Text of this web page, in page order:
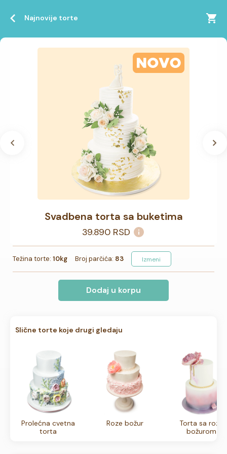
Najnovije torte
Svadbena torta sa buketima
39.890 RSD
Težina torte: 10kg Broj parčića: 83 Izmeni
Dodaj u korpu
Slične torte koje drugi gledaju
Prolećna cvetna
torta
Roze božur
Torta sa roze
božurom